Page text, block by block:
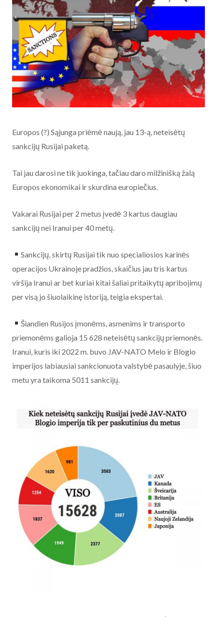
Europos (?) Sąjunga priėmė naują, jau 13-ą, neteisėtų
sankcijų Rusijai paketą.
Tai jau darosi ne tik juokinga, tačiau daro milžinišką žalą
Europos ekonomikai ir skurdina europiečius.
Vakarai Rusijai per 2 metus įvedė 3 kartus daugiau
sankcijų nei Iranui per 40 metų.
Sankcijų, skirtų Rusijai tik nuo specialiosios karinės
operacijos Ukrainoje pradžios, skaičius jau tris kartus
viršija Iranui ar bet kuriai kitai šaliai pritaikytų apribojimų
per visą jo šiuolaikinę istoriją, teigia ekspertai.
Šiandien Rusijos įmonėms, asmenims ir transporto
priemonėms galioja 15 628 neteisėtų sankcijų priemonės.
Iranui, kuris iki 2022 m. buvo JAV-NATO Melo ir Blogio
imperijos labiausiai sankcionuota valstybė pasaulyje, šiuo
metu yra taikoma 5011 sankcijų.